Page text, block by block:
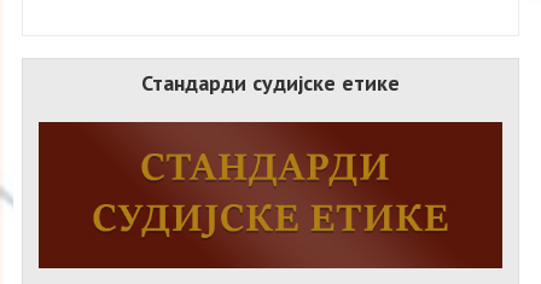
Стандарди судијске етике